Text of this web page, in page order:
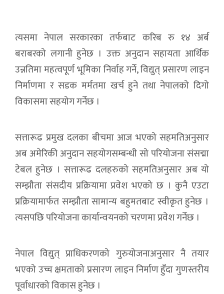
त्यसमा नेपाल सरकारका तर्फबाट करिब रु १४ अर्ब
बराबरको लगानी हुनेछ । उक्त अनुदान सहायता आर्थिक
उन्नतिमा महत्वपूर्ण भूमिका निर्वाह गर्ने, विद्युत् प्रसारण लाइन
निर्माणमा र सडक मर्मतमा खर्च हुने तथा नेपालको दिगो
विकासमा सहयोग गर्नेछ ।
सत्तारूढ प्रमुख दलका बीचमा आज भएको सहमतिअनुसार
अब अमेरिकी अनुदान सहयोगसम्बन्धी सो परियोजना संसद्मा
टेबल हुनेछ । सत्तारूढ दलहरुको सहमतिअनुसार अब यो
सम्झौता संसदीय प्रक्रियामा प्रवेश भएको छ । कुनै एउटा
प्रक्रियामार्फत सम्झौता सामान्य बहुमतबाट स्वीकृत हुनेछ ।
त्यसपछि परियोजना कार्यान्वयनको चरणमा प्रवेश गर्नेछ ।
नेपाल विद्युत् प्राधिकरणको गुरुयोजनाअनुसार नै तयार
भएको उच्च क्षमताको प्रसारण लाइन निर्माण हुँदा गुणस्तरीय
पूर्वाधारको विकास हुनेछ ।